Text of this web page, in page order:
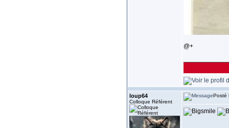
@+
loup64
Colloque Référent
Posté